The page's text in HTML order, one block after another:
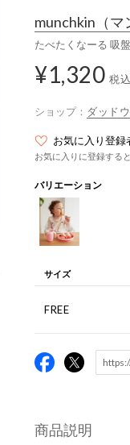
munchkin （
たべたくなーる 吸
¥1,320 税込
ショップ： ダッド
お気に入り登録
お気に入りに登録すると
バリエーション
サイズ
FREE
商品説明